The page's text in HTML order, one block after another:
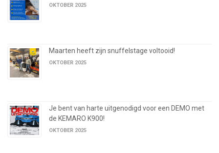
OKTOBER 2025
Maarten heeft zijn snuffelstage voltooid!
OKTOBER 2025
Je bent van harte uitgenodigd voor een DEMO met
de KEMARO K900!
OKTOBER 2025